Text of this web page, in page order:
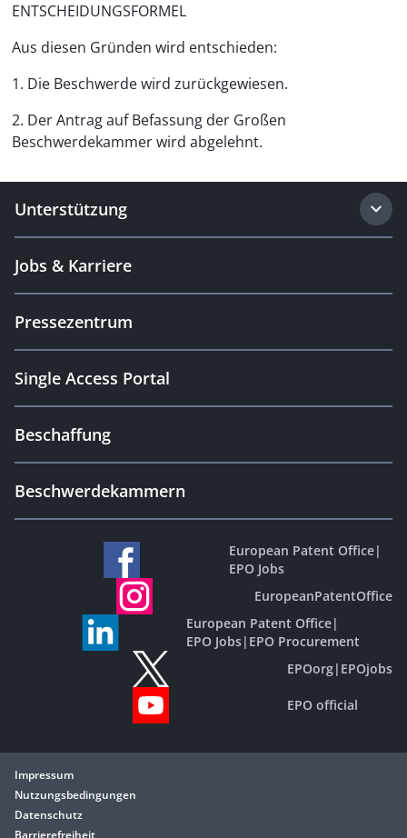
ENTSCHEIDUNGSFORMEL
Aus diesen Gründen wird entschieden:
1. Die Beschwerde wird zurückgewiesen.
2. Der Antrag auf Befassung der Großen
Beschwerdekammer wird abgelehnt.
Unterstützung
Jobs & Karriere
Pressezentrum
Single Access Portal
Beschaffung
Beschwerdekammern
European Patent Office|
EPO Jobs
EuropeanPatentOffice
European Patent Office|
EPO Jobs| EPO Procurement
EPOorg| EPOjobs
EPO official
Impressum
Nutzungsbedingungen
Datenschutz
Barrierefreiheit